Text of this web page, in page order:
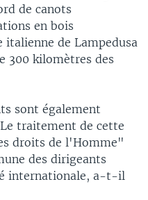
de canots
en bois
de Lampedusa
300 kilomètres des
sont également
traitement de cette
droits de l'Homme"
des dirigeants
internationale, a-t-il